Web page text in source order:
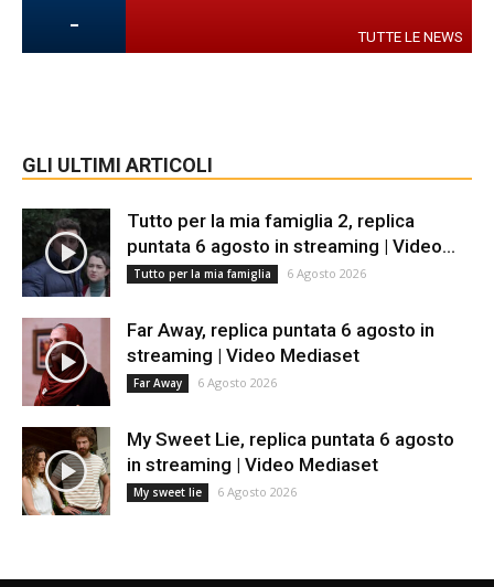
- TUTTE LE NEWS
GLI ULTIMI ARTICOLI
Tutto per la mia famiglia 2, replica
puntata 6 agosto in streaming | Video...
Tutto per la mia famiglia 6 Agosto 2026
Far Away, replica puntata 6 agosto in
streaming | Video Mediaset
Far Away 6 Agosto 2026
My Sweet Lie, replica puntata 6 agosto
in streaming | Video Mediaset
My sweet lie 6 Agosto 2026